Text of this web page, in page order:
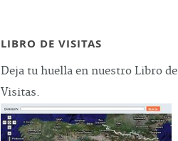
LIBRO DE VISITAS
Deja tu huella en nuestro Libro de
Visitas.